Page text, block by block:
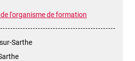
l'organisme de formation
Sarthe